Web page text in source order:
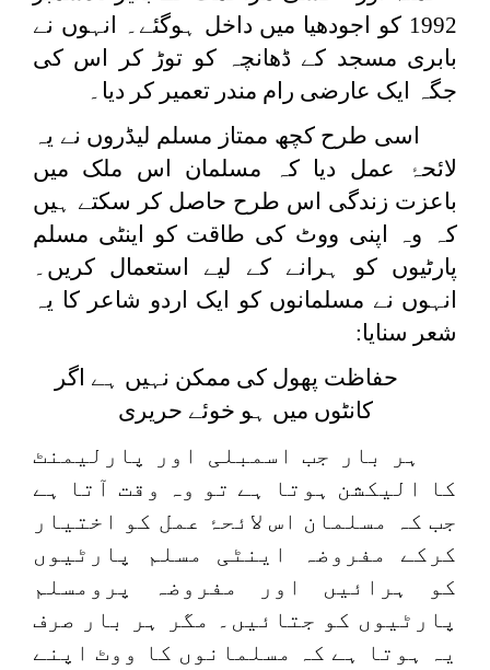
1992 کو اجودھیا میں داخل ہوگئے۔ انہوں نے
بابری مسجد کے ڈھانچہ کو توڑ کر اس کی
جگہ ایک عارضی رام مندر تعمیر کر دیا۔
اسی طرح کچھ ممتاز مسلم لیڈروں نے یہ
لائحۂ عمل دیا کہ مسلمان اس ملک میں
باعزت زندگی اس طرح حاصل کر سکتے ہیں
کہ وہ اپنی ووٹ کی طاقت کو اینٹی مسلم
پارٹیوں کو ہرانے کے لیے استعمال کریں۔
انہوں نے مسلمانوں کو ایک اردو شاعر کا یہ
شعر سنایا:
حفاظت پھول کی ممکن نہیں ہے اگر
کانٹوں میں ہو خوئے حریری
ہر بار جب اسمبلی اور پارلیمنٹ
کا الیکشن ہوتا ہے تو وہ وقت آتا ہے
جب کہ مسلمان اس لائحۂ عمل کو اختیار
کرکے مفروضہ اینٹی مسلم پارٹیوں
کو ہرائیں اور مفروضہ پرومسلم
پارٹیوں کو جتائیں۔ مگر ہر بار صرف
یہ ہوتا ہے کہ مسلمانوں کا ووٹ اپنے